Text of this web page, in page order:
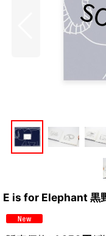
E is for Elephant 黒